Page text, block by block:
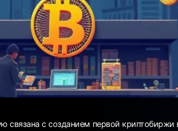
связана с созданием первой